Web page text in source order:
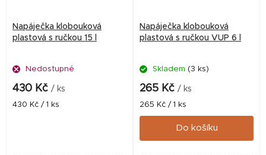
Napáječka klobouková
plastová s ručkou 15 l
Nedostupné
430 Kč / ks
Měrná
430 Kč / 1 ks
Napáječka klobouková
plastová s ručkou VUP 6 l
Skladem (3 ks)
265 Kč / ks
Měrná
cena:
265 Kč / 1 ks
Do košíku